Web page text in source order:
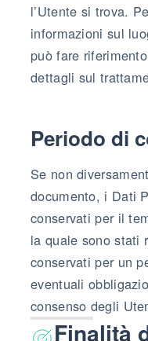
l’Utente si trova.
informazioni sul
può fare
dettagli sul
Periodo di
Se non
documento, i Dati
conservati per il
la quale sono stati
conservati per un
eventuali
consenso degli
Finalità